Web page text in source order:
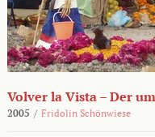
Volver la Vista – Der
2005 / Fridolin Schönwiese